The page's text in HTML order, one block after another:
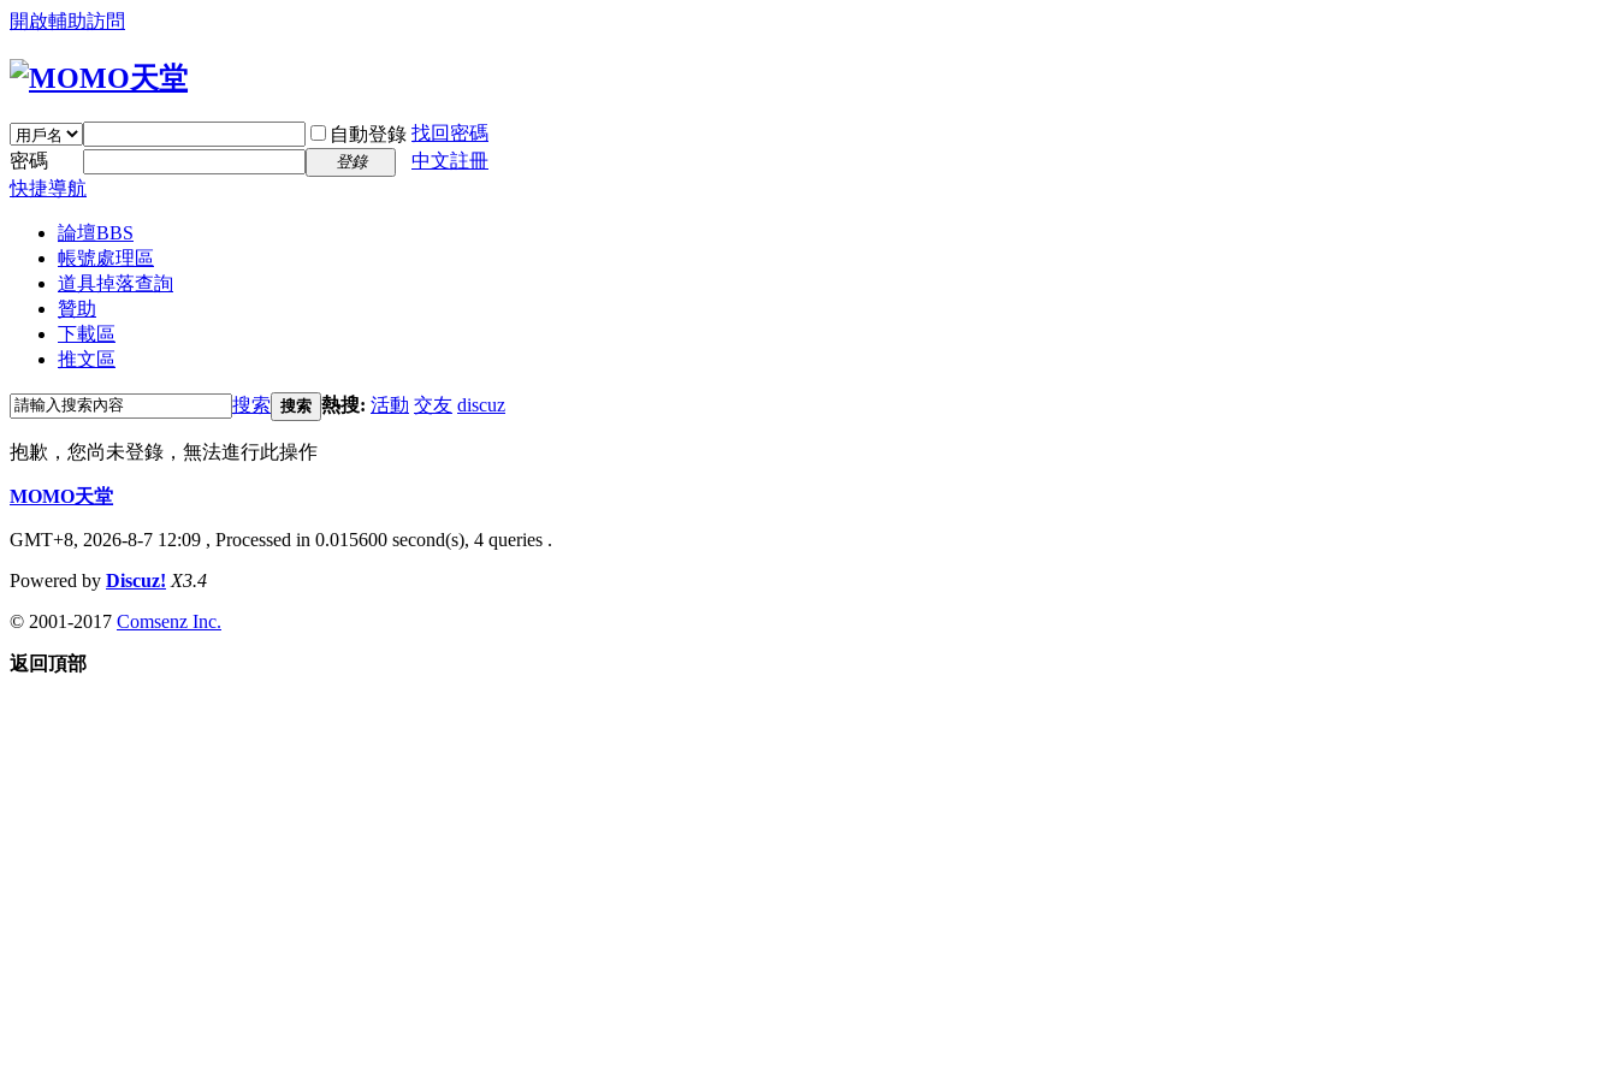
開啟輔助訪問
自動登錄 找回密碼
密碼
登錄
中文註冊
快捷導航
論壇BBS
帳號處理區
道具掉落查詢
贊助
下載區
推文區
搜索 搜索 熱搜: 活動 交友 discuz
抱歉，您尚未登錄，無法進行此操作
MOMO天堂
GMT+8, 2026-8-7 12:09 , Processed in 0.015600 second(s), 4 queries .
Powered by Discuz! X3.4
© 2001-2017 Comsenz Inc.
返回頂部